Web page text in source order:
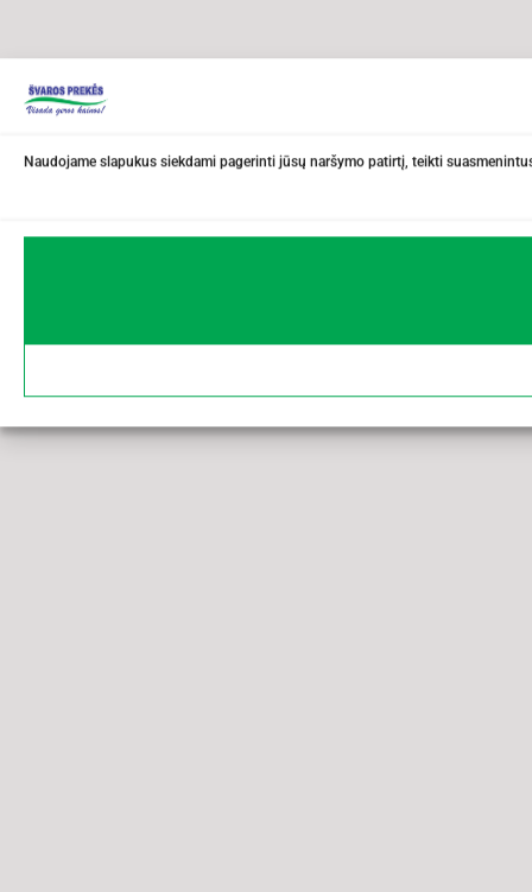
Naudojame slapukus siekdami pagerinti jūsų naršymo patirtį, teikti